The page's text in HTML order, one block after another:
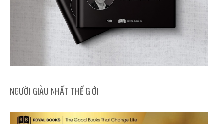
NGƯỜI GIÀU NHẤT THẾ GIỚI